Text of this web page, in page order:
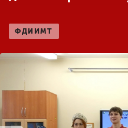
деятельности
Сведения об
образовательной
организации
ФДИИМТ